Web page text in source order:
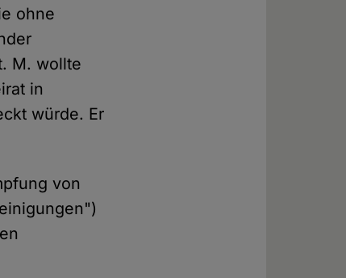
ohne
M. wollte
in
würde. Er
von